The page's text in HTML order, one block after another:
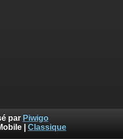
par Piwigo
Classique